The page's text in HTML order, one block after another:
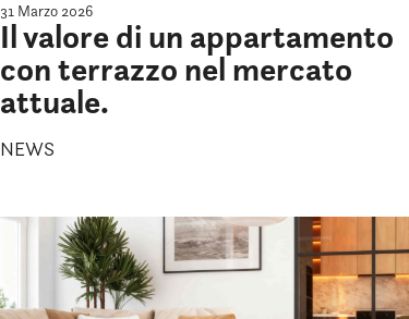
31 Marzo 2026
Il valore di un appartamento
con terrazzo nel mercato
attuale.
NEWS